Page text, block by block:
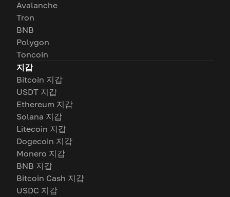
Avalanche
Tron
BNB
Polygon
Toncoin
지갑
Bitcoin 지갑
USDT 지갑
Ethereum 지갑
Solana 지갑
Litecoin 지갑
Dogecoin 지갑
Monero 지갑
BNB 지갑
Bitcoin Cash 지갑
USDC 지갑